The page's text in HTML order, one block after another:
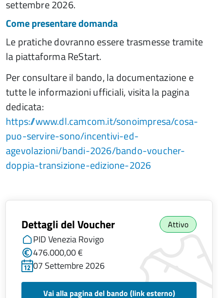
settembre 2026.
Come presentare domanda
Le pratiche dovranno essere trasmesse tramite
la piattaforma ReStart.
Per consultare il bando, la documentazione e
tutte le informazioni ufficiali, visita la pagina
dedicata:
https://www.dl.camcom.it/sonoimpresa/cosa-
puo-servire-sono/incentivi-ed-
agevolazioni/bandi-2026/bando-voucher-
doppia-transizione-edizione-2026
Dettagli del Voucher Attivo
PID Venezia Rovigo
476.000,00 €
07 Settembre 2026
Vai alla pagina del bando (link esterno)